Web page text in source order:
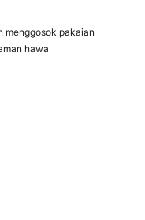
menggosok pakaian
hawa